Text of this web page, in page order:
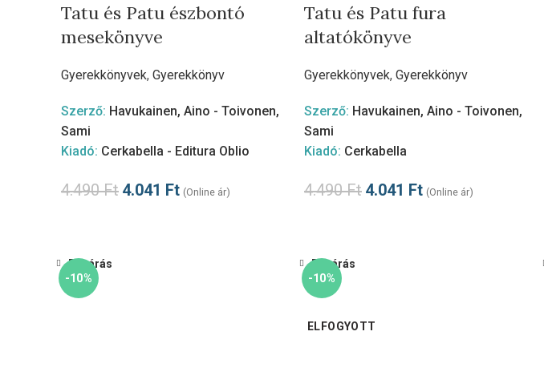
Tatu és Patu észbontó
mesekönyve
Gyerekkönyvek, Gyerekkönyv
Szerző: Havukainen, Aino - Toivonen,
Sami
Kiadó: Cerkabella - Editura Oblio
4.490Ft 4.041 Ft (Online ár)
Tatu és Patu fura
altatókönyve
Gyerekkönyvek, Gyerekkönyv
Szerző: Havukainen, Aino - Toivonen,
Sami
Kiadó: Cerkabella
4.490Ft 4.041 Ft (Online ár)
-10%
Bezárás
-10%
ELFOGYOTT
Bezárás